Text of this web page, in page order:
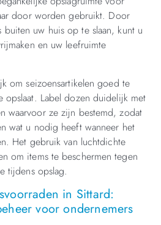
door worden gebruikt. Door
buiten uw huis op te slaan, kunt u
en uw leefruimte
om seizoensartikelen goed te
opslaat. Label dozen duidelijk met
waarvoor ze zijn bestemd, zodat
wat u nodig heeft wanneer het
Het gebruik van luchtdichte
om items te beschermen tegen
tijdens opslag.
in Sittard:
voor ondernemers